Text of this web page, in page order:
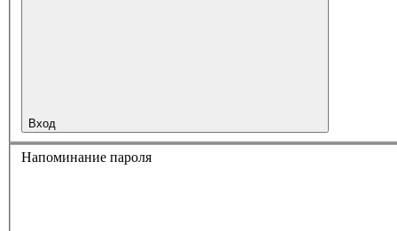
Вход
Напоминание пароля